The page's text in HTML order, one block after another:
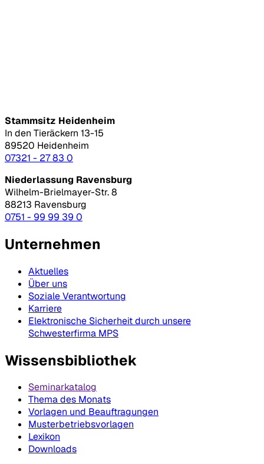
Stammsitz Heidenheim
In den Tieräckern 13-15
89520 Heidenheim
07321 - 27 83 0
Niederlassung Ravensburg
Wilhelm-Brielmayer-Str. 8
88213 Ravensburg
0751 - 99 99 39 0
Unternehmen
Aktuelles
Über uns
Soziale Verantwortung
Karriere
Elektronische Sicherheit durch unsere
Schwesterfirma MPS
Wissensbibliothek
Seminarkatalog
Thema des Monats
Vorlagen und Beauftragungen
Musterbetriebsvorlagen
Lexikon
Downloads